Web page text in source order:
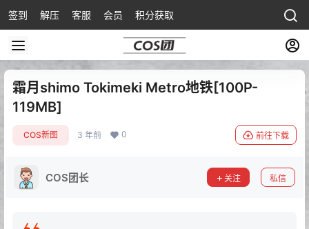
签到 解压 客服 会员 积分获取
霜月shimo Tokimeki Metro地铁[100P-
119MB]
COS新图 3 年前 0 前往下载
COS团长 关注 私信